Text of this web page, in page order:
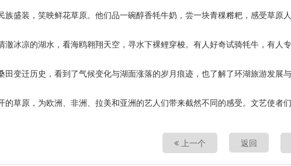
盛装，笑映鲜花草原。他们品一碗醇香牦牛奶，尝一块青稞糌粑，感受草原人
冰凉的湖水，看海鸥翱翔天空，寻水下裸鲤穿梭。有人好奇试骑牦牛，有人
田变迁历史，看到了气候变化与湖面涨落的岁月痕迹，也了解了环湖旅游发展
的草原，为欧洲、非洲、拉美和亚洲的艺人们带来截然不同的感受。文艺使者
上一个 返回